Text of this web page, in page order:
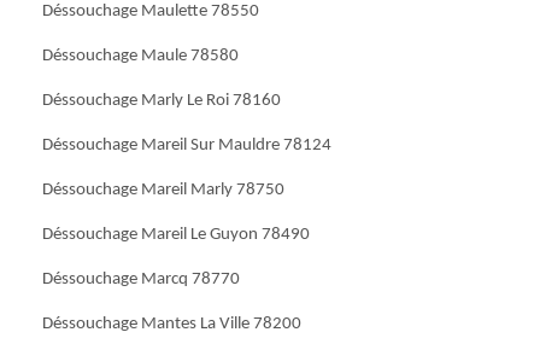
Déssouchage Maulette 78550
Déssouchage Maule 78580
Déssouchage Marly Le Roi 78160
Déssouchage Mareil Sur Mauldre 78124
Déssouchage Mareil Marly 78750
Déssouchage Mareil Le Guyon 78490
Déssouchage Marcq 78770
Déssouchage Mantes La Ville 78200